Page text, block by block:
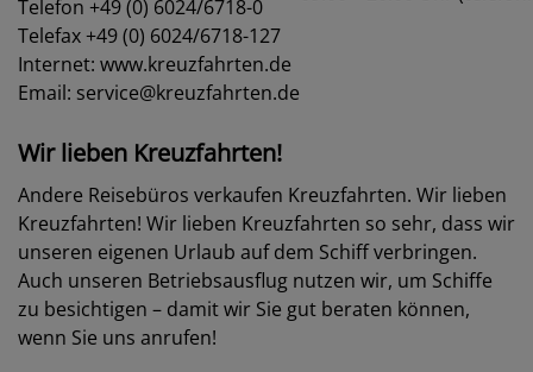
Telefon +49 (0) 6024/6718-0
Telefax +49 (0) 6024/6718-127
Internet: www.kreuzfahrten.de
Email: service@kreuzfahrten.de
Wir lieben Kreuzfahrten!
Andere Reisebüros verkaufen Kreuzfahrten. Wir lieben
Kreuzfahrten! Wir lieben Kreuzfahrten so sehr, dass wir
unseren eigenen Urlaub auf dem Schiff verbringen.
Auch unseren Betriebsausflug nutzen wir, um Schiffe
zu besichtigen – damit wir Sie gut beraten können,
wenn Sie uns anrufen!